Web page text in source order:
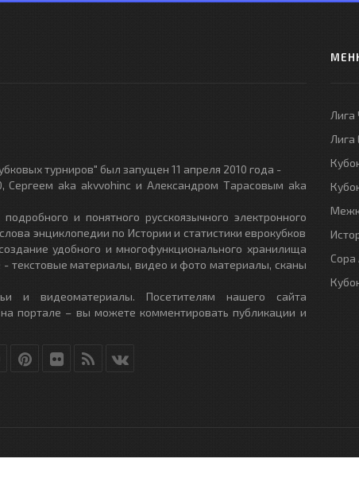
турниров" был запущен 11 апреля 2010 года -
aka akvvohinc и Александром Тарасовым aka
и понятного русскоязычного электронного
энциклопедии по Истории и статистики еврокубков
удобного и многофункционального хранилища
текстовые материалы, видео и фото материалы, сканы
и видеоматериалы. Посетителям нашего сайта
портале – вы можете комментировать публикации и
Лига
Лига
Copa
DLE-THEME.RU- All Rights Reserved.